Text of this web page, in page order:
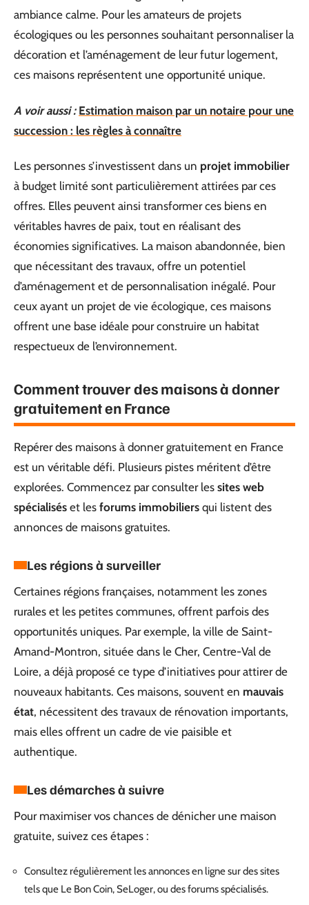
ambiance calme. Pour les amateurs de projets
écologiques ou les personnes souhaitant personnaliser la
décoration et l’aménagement de leur futur logement,
ces maisons représentent une opportunité unique.
A voir aussi : Estimation maison par un notaire pour une
succession : les règles à connaître
Les personnes s’investissent dans un projet immobilier
à budget limité sont particulièrement attirées par ces
offres. Elles peuvent ainsi transformer ces biens en
véritables havres de paix, tout en réalisant des
économies significatives. La maison abandonnée, bien
que nécessitant des travaux, offre un potentiel
d’aménagement et de personnalisation inégalé. Pour
ceux ayant un projet de vie écologique, ces maisons
offrent une base idéale pour construire un habitat
respectueux de l’environnement.
Comment trouver des maisons à donner
gratuitement en France
Repérer des maisons à donner gratuitement en France
est un véritable défi. Plusieurs pistes méritent d’être
explorées. Commencez par consulter les sites web
spécialisés et les forums immobiliers qui listent des
annonces de maisons gratuites.
Les régions à surveiller
Certaines régions françaises, notamment les zones
rurales et les petites communes, offrent parfois des
opportunités uniques. Par exemple, la ville de Saint-
Amand-Montron, située dans le Cher, Centre-Val de
Loire, a déjà proposé ce type d’initiatives pour attirer de
nouveaux habitants. Ces maisons, souvent en mauvais
état, nécessitent des travaux de rénovation importants,
mais elles offrent un cadre de vie paisible et
authentique.
Les démarches à suivre
Pour maximiser vos chances de dénicher une maison
gratuite, suivez ces étapes :
Consultez régulièrement les annonces en ligne sur des sites
tels que Le Bon Coin, SeLoger, ou des forums spécialisés.